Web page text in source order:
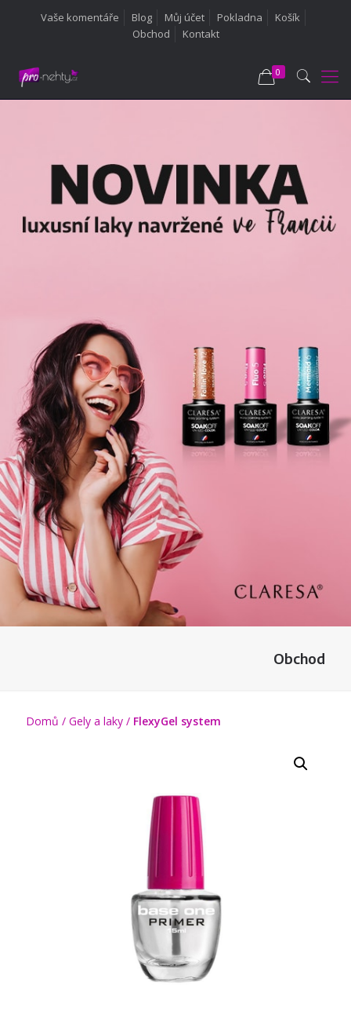
Vaše komentáře Blog Můj účet Pokladna
Košík
Obchod
Kontakt
0
Obchod
Domů / Gely a laky / FlexyGel system